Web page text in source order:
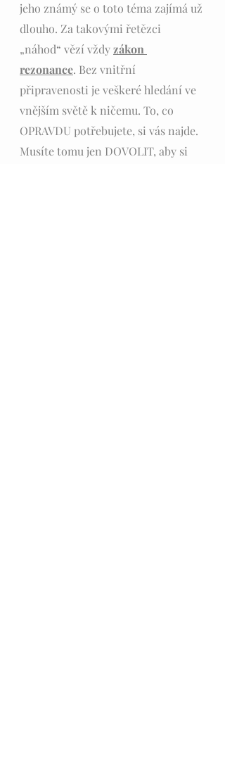
jeho známý se o toto téma zajímá už
dlouho. Za takovými řetězci
„náhod“ vězí vždy zákon
rezonance. Bez vnitřní
připravenosti je veškeré hledání ve
vnějším světě k ničemu. To, co
OPRAVDU potřebujete, si vás najde.
Musíte tomu jen DOVOLIT, aby si